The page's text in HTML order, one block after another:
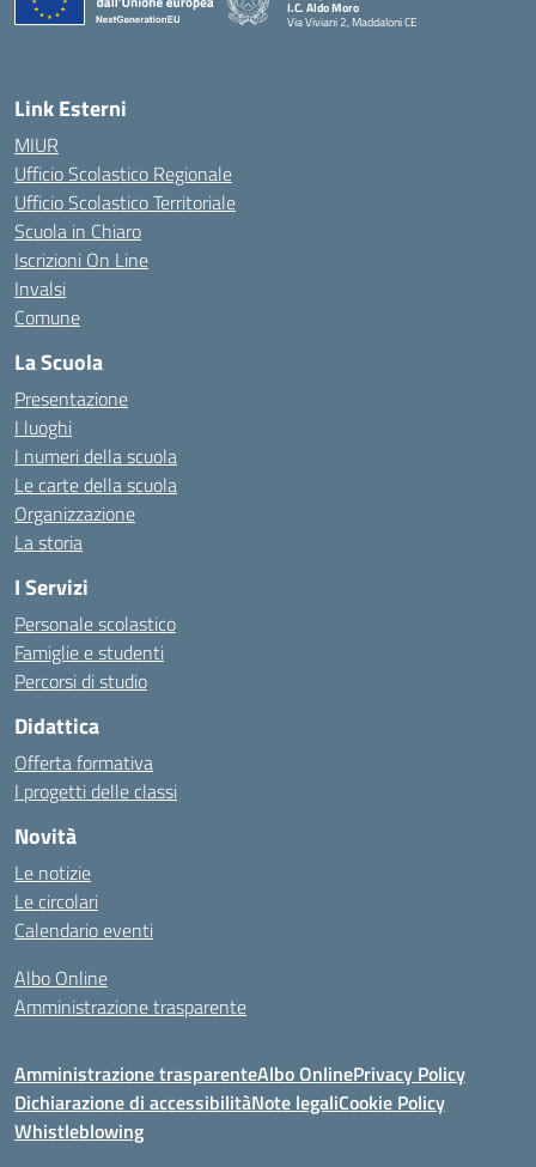
I.C. Aldo Moro
Via Viviani 2, Maddaloni CE
Link Esterni
MIUR
Ufficio Scolastico Regionale
Ufficio Scolastico Territoriale
Scuola in Chiaro
Iscrizioni On Line
Invalsi
Comune
La Scuola
Presentazione
I luoghi
I numeri della scuola
Le carte della scuola
Organizzazione
La storia
I Servizi
Personale scolastico
Famiglie e studenti
Percorsi di studio
Didattica
Offerta formativa
I progetti delle classi
Novità
Le notizie
Le circolari
Calendario eventi
Albo Online
Amministrazione trasparente
Amministrazione trasparenteAlbo OnlinePrivacy Policy
Dichiarazione di accessibilitàNote legaliCookie Policy
Whistleblowing